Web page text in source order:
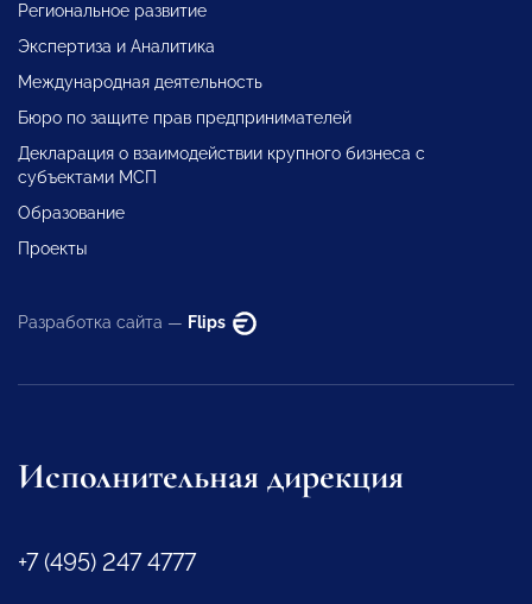
Региональное развитие
Экспертиза и Аналитика
Международная деятельность
Бюро по защите прав предпринимателей
Декларация о взаимодействии крупного бизнеса с
субъектами МСП
Образование
Проекты
Разработка сайта — Flips
Исполнительная дирекция
+7 (495) 247 4777